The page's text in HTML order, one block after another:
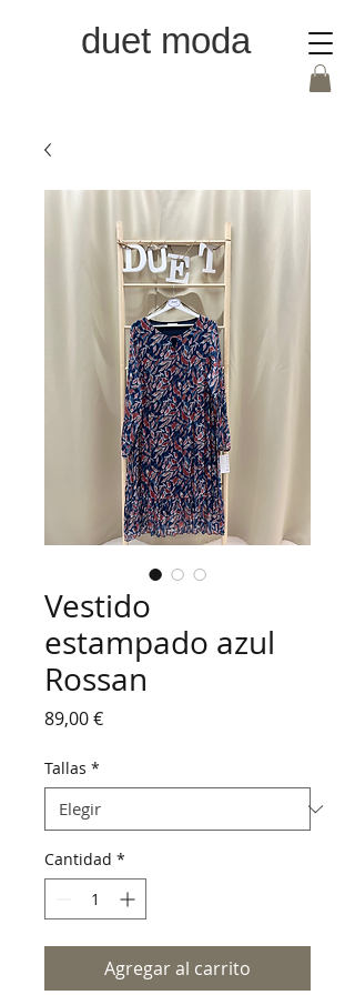
duet moda
Vestido
estampado azul
Rossan
89,00 €Precio
Tallas *
Cantidad *
Agregar al carrito